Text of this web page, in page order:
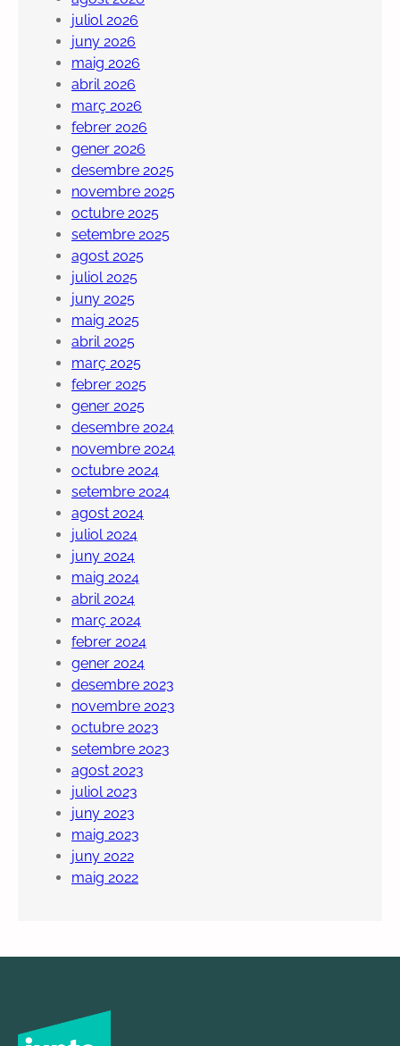
juliol 2026
juny 2026
maig 2026
abril 2026
març 2026
febrer 2026
gener 2026
desembre 2025
novembre 2025
octubre 2025
setembre 2025
agost 2025
juliol 2025
juny 2025
maig 2025
abril 2025
març 2025
febrer 2025
gener 2025
desembre 2024
novembre 2024
octubre 2024
setembre 2024
agost 2024
juliol 2024
juny 2024
maig 2024
abril 2024
març 2024
febrer 2024
gener 2024
desembre 2023
novembre 2023
octubre 2023
setembre 2023
agost 2023
juliol 2023
juny 2023
maig 2023
juny 2022
maig 2022